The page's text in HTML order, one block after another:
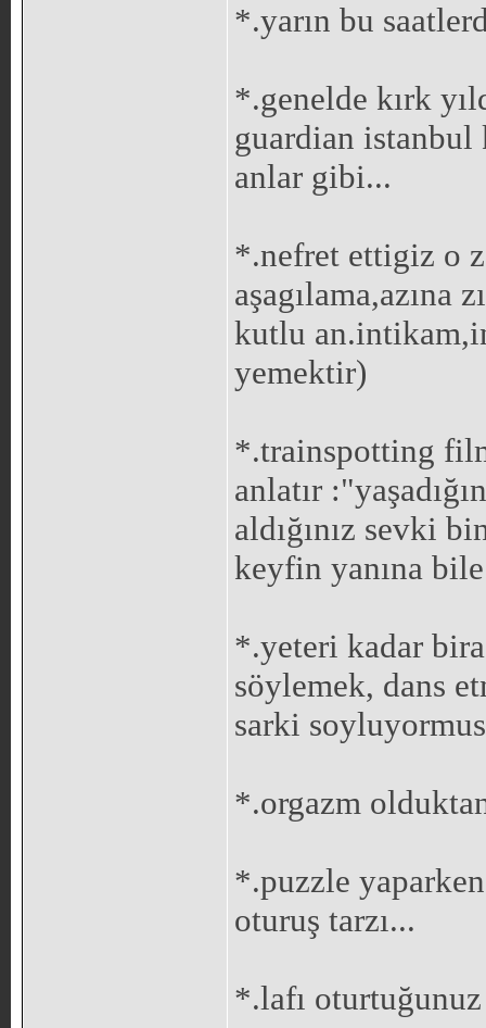
*.yarın bu
*.genelde kırk
guardian istanbul
anlar gibi...
*.nefret ettigiz o
aşagılama,azına
kutlu
yemektir)
*.trainspotting
anlatır
aldığınız sevki
keyfin yanına
*.yeteri kadar
söylemek, dans
sarki
*.orgazm
*.puzzle yaparken
oturuş tarzı...
*.lafı